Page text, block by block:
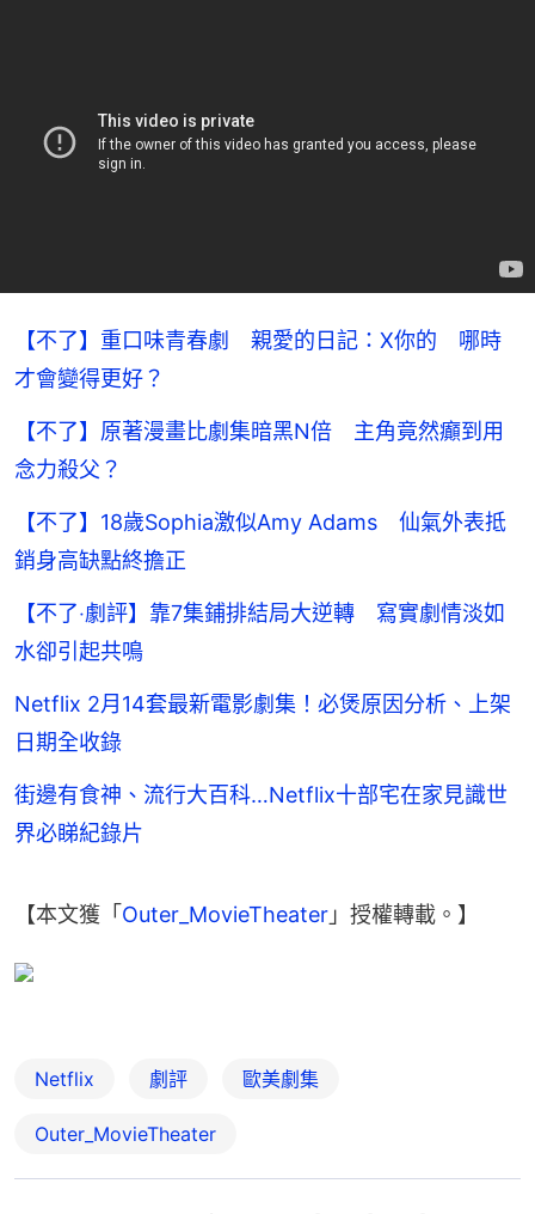
【不了】重口味青春劇 親愛的日記：X你的 哪時
才會變得更好？
【不了】原著漫畫比劇集暗黑N倍 主角竟然癲到用
念力殺父？
【不了】18歲Sophia激似Amy Adams 仙氣外表抵
銷身高缺點終擔正
【不了‧劇評】靠7集鋪排結局大逆轉 寫實劇情淡如
水卻引起共鳴
Netflix 2月14套最新電影劇集！必煲原因分析、上架
日期全收錄
街邊有食神、流行大百科…Netflix十部宅在家見識世
界必睇紀錄片
【本文獲「 Outer_MovieTheater 」授權轉載。】
Netflix 劇評 歐美劇集
Outer_MovieTheater